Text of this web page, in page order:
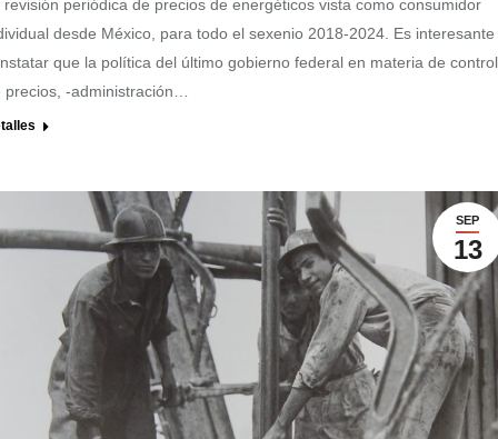
revisión periódica de precios de energéticos vista como consumidor
desde México, para todo el sexenio 2018-2024. Es interesante
que la política del último gobierno federal en materia de control
precios, -administración…
SEP
13